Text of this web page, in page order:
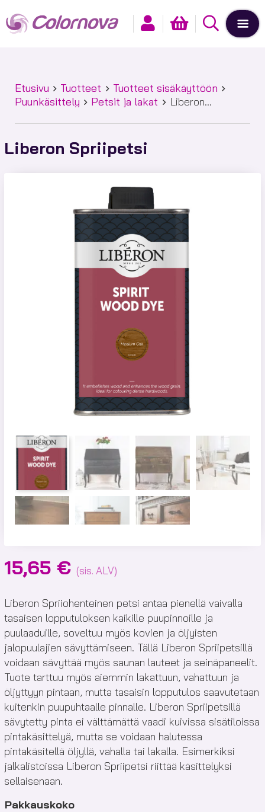
Etusivu Tuotteet
Tuotteet sisäkäyttöön
Puunkäsittely
Petsit ja lakat
Liberon
Liberon Spriipetsi
15,65 € (sis. ALV)
Liberon Spriiohenteinen petsi antaa pienellä vaivalla
tasaisen lopputuloksen kaikille puupinnoille ja
puulaaduille, soveltuu myös kovien ja öljyisten
jalopuulajien sävyttämiseen. Tällä Liberon Spriipetsillä
voidaan sävyttää myös saunan lauteet ja seinäpaneelit.
Tuote tarttuu myös aiemmin lakattuun, vahattuun ja
öljyttyyn pintaan, mutta tasaisin lopputulos saavutetaan
kuitenkin puupuhtaalle pinnalle. Liberon Spriipetsillä
sävytetty pinta ei välttämättä vaadi kuivissa sisätiloissa
pintakäsittelyä, mutta se voidaan halutessa
pintakäsitellä öljyllä, vahalla tai lakalla. Esimerkiksi
jalkalistoissa Liberon Spriipetsi riittää käsittelyksi
sellaisenaan.
Pakkauskoko